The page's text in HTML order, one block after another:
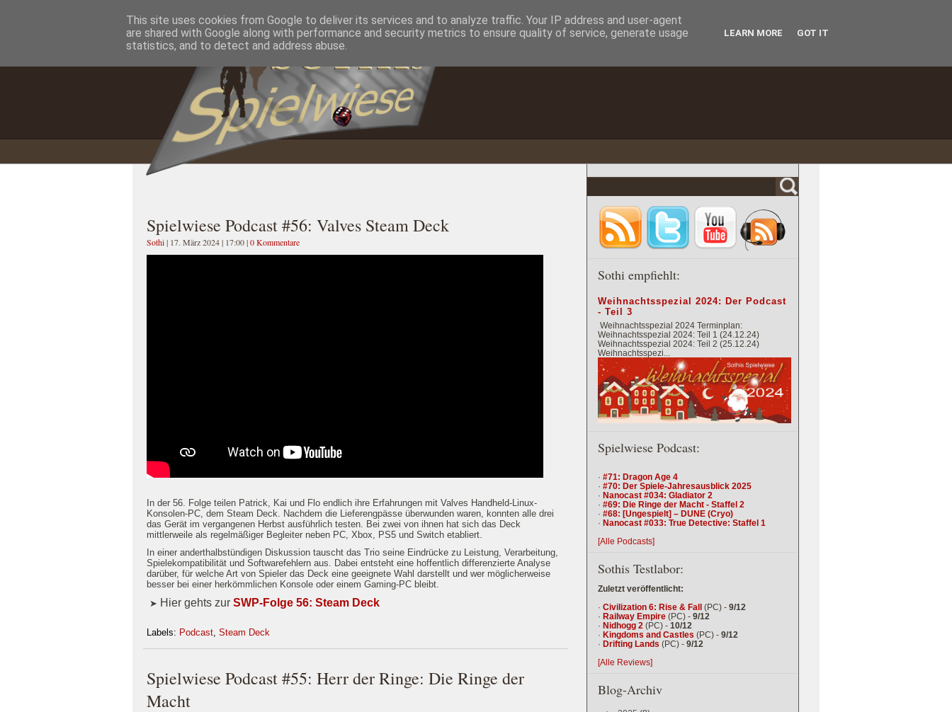
Home Impressum Datenschutzererklärung
Spielwiese Podcast #56: Valves Steam Deck
Sothi| 17. März 2024 | 17:00|0 Kommentare
In der 56. Folge teilen Patrick, Kai und Flo endlich ihre Erfahrungen mit Valves Handheld-Linux-
Konsolen-PC, dem Steam Deck. Nachdem die Lieferengpässe überwunden waren, konnten alle drei
das Gerät im vergangenen Herbst ausführlich testen. Bei zwei von ihnen hat sich das Deck
mittlerweile als regelmäßiger Begleiter neben PC, Xbox, PS5 und Switch etabliert.
In einer anderthalbstündigen Diskussion tauscht das Trio seine Eindrücke zu Leistung, Verarbeitung,
Spielekompatibilität und Softwarefehlern aus. Dabei entsteht eine hoffentlich differenzierte Analyse
darüber, für welche Art von Spieler das Deck eine geeignete Wahl darstellt und wer möglicherweise
besser bei einer herkömmlichen Konsole oder einem Gaming-PC bleibt.
➤ Hier gehts zur SWP-Folge 56: Steam Deck
Labels: Podcast, Steam Deck
Spielwiese Podcast #55: Herr der Ringe: Die Ringe der
Macht
Sothi empfiehlt:
Weihnachtsspezial 2024: Der Podcast
- Teil 3
Weihnachtsspezial 2024 Terminplan:
Weihnachtsspezial 2024: Teil 1 (24.12.24)
Weihnachtsspezial 2024: Teil 2 (25.12.24)
Weihnachtsspezi...
Spielwiese Podcast:
· #71: Dragon Age 4
· #70: Der Spiele-Jahresausblick 2025
· Nanocast #034: Gladiator 2
· #69: Die Ringe der Macht - Staffel 2
· #68: [Ungespielt] – DUNE (Cryo)
· Nanocast #033: True Detective: Staffel 1
[Alle Podcasts]
Sothis Testlabor:
Zuletzt veröffentlicht:
· Civilization 6: Rise & Fall (PC) - 9/12
· Railway Empire (PC) - 9/12
· Nidhogg 2 (PC) - 10/12
· Kingdoms and Castles (PC) - 9/12
· Drifting Lands (PC) - 9/12
[Alle Reviews]
Blog-Archiv
This site uses cookies from Google to deliver its services and to analyze traffic. Your IP address and user-agent
are shared with Google along with performance and security metrics to ensure quality of service, generate usage
statistics, and to detect and address abuse.
LEARN MORE GOT IT